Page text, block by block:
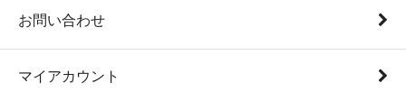
お問い合わせ
マイアカウント